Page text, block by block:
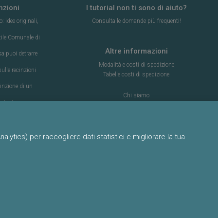
idee originali,
Comunale di
puoi detrarre
recinzioni
di un
1
I tutorial non ti sono di aiuto?
Consulta le domande più frequenti!
Altre informazioni
Modalità e costi di spedizione
Tabelle costi di spedizione
Chi siamo
per raccogliere dati statistici e migliorare la tua